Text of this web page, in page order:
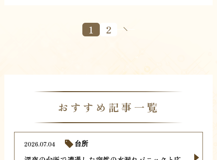
1 2
おすすめ記事一覧
2026.07.04 台所